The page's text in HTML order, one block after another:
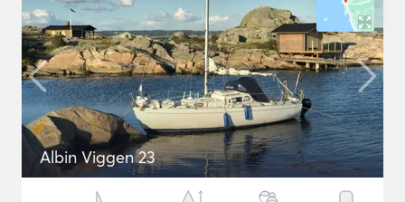
Albin Viggen 23